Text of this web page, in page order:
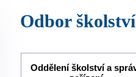
Odbor
Oddělení školství a